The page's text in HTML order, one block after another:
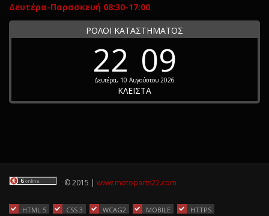
Δευτέρα-Παρασκευή 08:30-17:00
ΡΟΛΟΪ ΚΑΤΑΣΤΗΜΑΤΟΣ
22 09
Δευτέρα, 10 Αυγούστου 2026
ΚΛΕΙΣΤΑ
© 2015 | www.motoparts22.com
HTML 5 CSS 3 WCAG2 MOBILE HTTPS